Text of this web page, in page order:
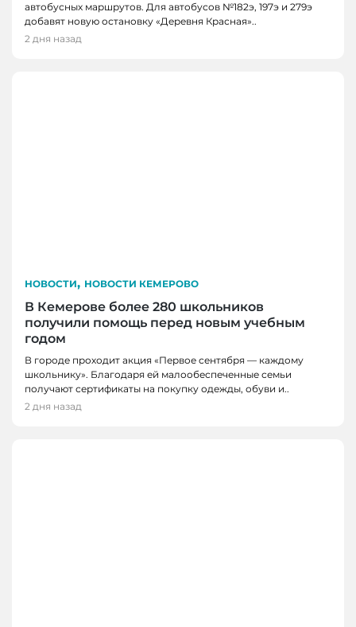
автобусных маршрутов. Для автобусов №182э, 197э и 279э
добавят новую остановку «Деревня Красная»..
2 дня назад
НОВОСТИ, НОВОСТИ КЕМЕРОВО
В Кемерове более 280 школьников
получили помощь перед новым учебным
годом
В городе проходит акция «Первое сентября — каждому
школьнику». Благодаря ей малообеспеченные семьи
получают сертификаты на покупку одежды, обуви и..
2 дня назад